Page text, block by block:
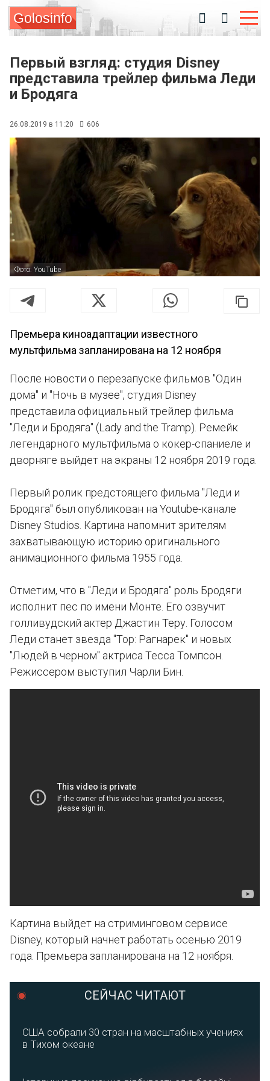
Golosinfo
Первый взгляд: студия Disney
представила трейлер фильма Леди
и Бродяга
26.08.2019 в 11:20 606
Фото: YouTube
Премьера киноадаптации известного
мультфильма запланирована на 12 ноября
После новости о перезапуске фильмов "Один
дома" и "Ночь в музее", студия Disney
представила официальный трейлер фильма
"Леди и Бродяга" (Lady and the Tramp). Ремейк
легендарного мультфильма о кокер-спаниеле и
дворняге выйдет на экраны 12 ноября 2019 года.
Первый ролик предстоящего фильма "Леди и
Бродяга" был опубликован на Youtube-канале
Disney Studios. Картина напомнит зрителям
захватывающую историю оригинального
анимационного фильма 1955 года.
Отметим, что в "Леди и Бродяга" роль Бродяги
исполнит пес по имени Монте. Его озвучит
голливудский актер Джастин Теру. Голосом
Леди станет звезда "Тор: Рагнарек" и новых
"Людей в черном" актриса Тесса Томпсон.
Режиссером выступил Чарли Бин.
Картина выйдет на стриминговом сервисе
Disney, который начнет работать осенью 2019
года. Премьера запланирована на 12 ноября.
СЕЙЧАС ЧИТАЮТ
США собрали 30 стран на масштабных учениях
в Тихом океане